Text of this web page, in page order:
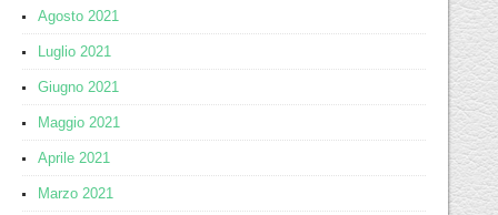
Agosto 2021
Luglio 2021
Giugno 2021
Maggio 2021
Aprile 2021
Marzo 2021